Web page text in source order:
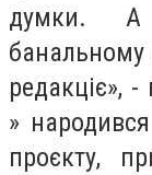
думки. А
редакціє»,
»
проєкту,